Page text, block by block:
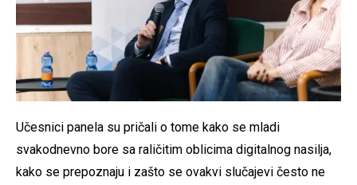
Učesnici panela su pričali o tome kako se mladi
svakodnevno bore sa raličitim oblicima digitalnog nasilja,
kako se prepoznaju i zašto se ovakvi slučajevi često ne